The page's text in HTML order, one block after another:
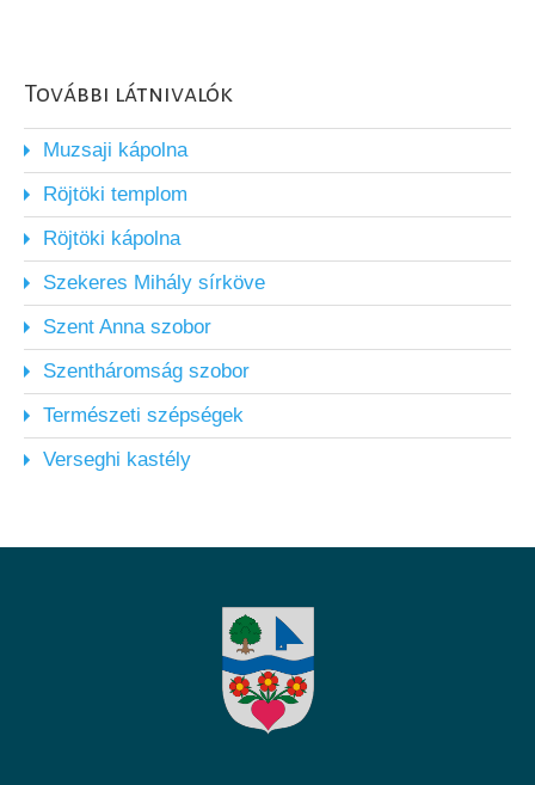
További látnivalók
Muzsaji kápolna
Röjtöki templom
Röjtöki kápolna
Szekeres Mihály sírköve
Szent Anna szobor
Szentháromság szobor
Természeti szépségek
Verseghi kastély